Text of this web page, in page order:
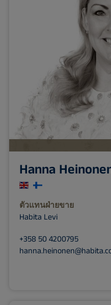
Hanna
ตัวแทนฝ่ายขาย
Habita Levi
+358 50 4200795